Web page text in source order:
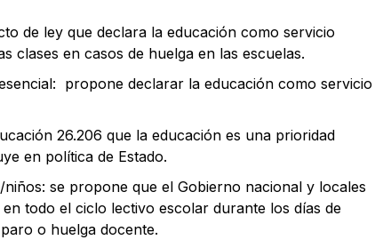
de ley que declara la educación como servicio
clases en casos de huelga en las escuelas.
propone declarar la educación como servicio
26.206 que la educación es una prioridad
en política de Estado.
se propone que el Gobierno nacional y locales
todo el ciclo lectivo escolar durante los días de
o huelga docente.